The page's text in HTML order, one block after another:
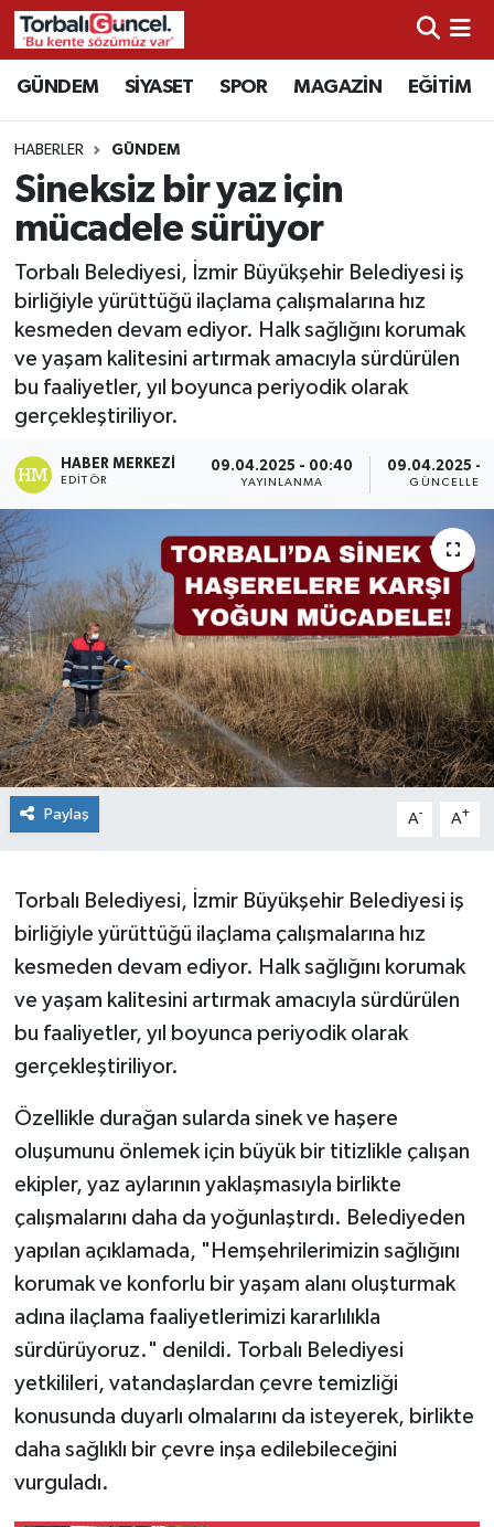
GÜNDEM SİYASET SPOR MAGAZİN EĞİTİM
HABERLER GÜNDEM
Sineksiz bir yaz için
mücadele sürüyor
Torbalı Belediyesi, İzmir Büyükşehir Belediyesi iş
birliğiyle yürüttüğü ilaçlama çalışmalarına hız
kesmeden devam ediyor. Halk sağlığını korumak
ve yaşam kalitesini artırmak amacıyla sürdürülen
bu faaliyetler, yıl boyunca periyodik olarak
gerçekleştiriliyor.
HABER MERKEZI
EDITÖR
09.04.2025 - 00:40
YAYINLANMA
09.04.2025 -
Paylaş A- A+
Torbalı Belediyesi, İzmir Büyükşehir Belediyesi iş
birliğiyle yürüttüğü ilaçlama çalışmalarına hız
kesmeden devam ediyor. Halk sağlığını korumak
ve yaşam kalitesini artırmak amacıyla sürdürülen
bu faaliyetler, yıl boyunca periyodik olarak
gerçekleştiriliyor.
Özellikle durağan sularda sinek ve haşere
oluşumunu önlemek için büyük bir titizlikle çalışan
ekipler, yaz aylarının yaklaşmasıyla birlikte
çalışmalarını daha da yoğunlaştırdı. Belediyeden
yapılan açıklamada, "Hemşehrilerimizin sağlığını
korumak ve konforlu bir yaşam alanı oluşturmak
adına ilaçlama faaliyetlerimizi kararlılıkla
sürdürüyoruz." denildi. Torbalı Belediyesi
yetkilileri, vatandaşlardan çevre temizliği
konusunda duyarlı olmalarını da isteyerek, birlikte
daha sağlıklı bir çevre inşa edilebileceğini
vurguladı.
İzmir Nöbetçi Eczaneler
İzmir Hava Durumu
İzmir Namaz Vakitleri
İzmir Trafik Yoğunluk Haritası
Süper Lig Puan Durumu ve Fikstür
Tüm Manşetler
Son Dakika Haberleri
Haber Arşivi